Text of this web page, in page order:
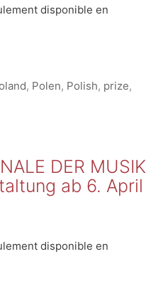
disponible en
, Polen, Polish, prize,
DER MUSIK
ab 6. April
disponible en